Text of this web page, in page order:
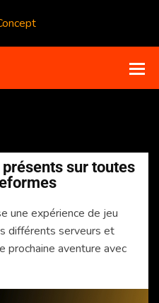
sur toutes
une expérience de jeu
différents serveurs et
prochaine aventure avec